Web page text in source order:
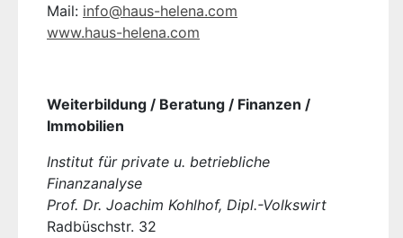
Mail: info@haus-helena.com
www.haus-helena.com
Weiterbildung / Beratung / Finanzen /
Immobilien
Institut für private u. betriebliche
Finanzanalyse
Prof. Dr. Joachim Kohlhof, Dipl.-Volkswirt
Radbüschstr. 32